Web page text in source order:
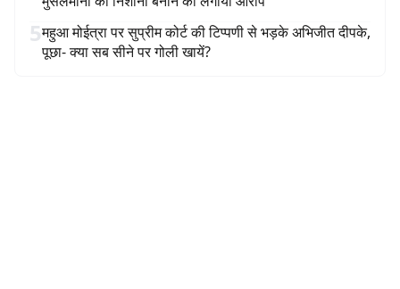
5महुआ मोईत्रा पर सुप्रीम कोर्ट की टिप्पणी से भड़के अभिजीत दीपके,
पूछा- क्या सब सीने पर गोली खायें?